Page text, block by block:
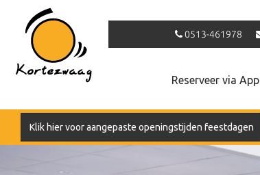
0513-461978
Reserveer via App
Klik hier voor aangepaste openingstijden feestdagen